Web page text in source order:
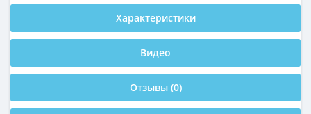
Характеристики
Видео
Отзывы (0)